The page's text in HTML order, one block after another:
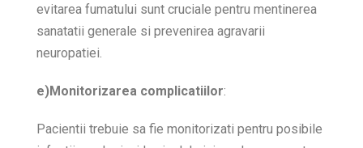
evitarea fumatului sunt cruciale pentru mentinerea
sanatatii generale si prevenirea agravarii
neuropatiei.
e)Monitorizarea complicatiilor:
Pacientii trebuie sa fie monitorizati pentru posibile